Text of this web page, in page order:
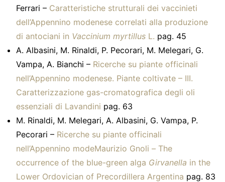
Ferrari – Caratteristiche strutturali dei vaccinieti
dell’Appennino modenese correlati alla produzione
di antociani in Vaccinium myrtillus L. pag. 45
A. Albasini, M. Rinaldi, P. Pecorari, M. Melegari, G.
Vampa, A. Bianchi – Ricerche su piante officinali
nell’Appennino modenese. Piante coltivate – III.
Caratterizzazione gas-cromatografica degli oli
essenziali di Lavandini pag. 63
M. Rinaldi, M. Melegari, A. Albasini, G. Vampa, P.
Pecorari – Ricerche su piante officinali
nell’Appennino modeMaurizio Gnoli – The
occurrence of the blue-green alga Girvanella in the
Lower Ordovician of Precordillera Argentina pag. 83